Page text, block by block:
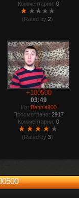
Комментарии: 0
(Rated by2)
+100500
03:49
Из: Bennie900
Просмотрено: 2917
Комментарии: 0
(Rated by3)